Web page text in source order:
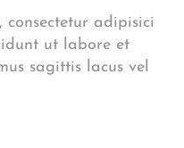
adipisici
ut labore et
sagittis lacus vel